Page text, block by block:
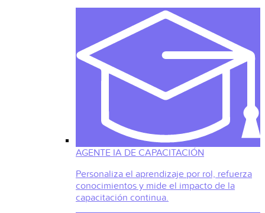
AGENTE IA DE CAPACITACIÓN
Personaliza el aprendizaje por rol, refuerza
conocimientos y mide el impacto de la
capacitación continua.